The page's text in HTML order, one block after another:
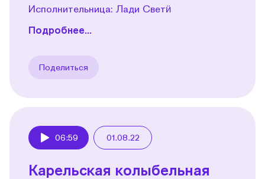
Исполнительница: Лади Светӥ
Подробнее...
Поделиться
06:59 01.08.22
Карельская колыбельная